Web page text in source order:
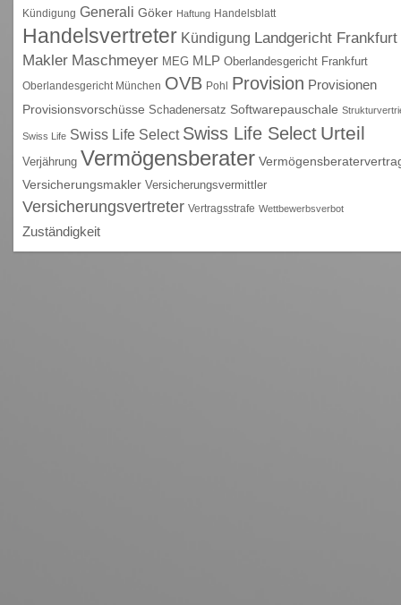
Kündigung Generali Göker Haftung Handelsblatt
Handelsvertreter Kündigung Landgericht Frankfurt
Makler Maschmeyer MEG MLP Oberlandesgericht Frankfurt
Oberlandesgericht München OVB Pohl Provision Provisionen
Provisionsvorschüsse Schadenersatz Softwarepauschale
Swiss Life Swiss Life Select Swiss Life Select Urteil
Verjährung Vermögensberater
Versicherungsmakler Versicherungsvermittler
Versicherungsvertreter Vertragsstrafe Wettbewerbsverbot
Zuständigkeit